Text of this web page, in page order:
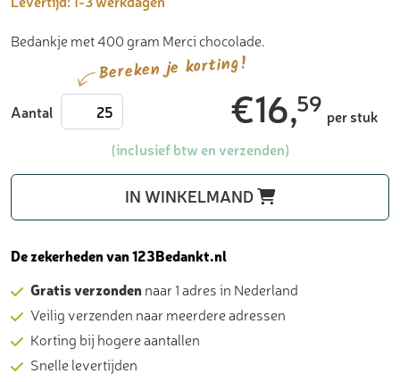
Bedankje met 400 gram Merci chocolade.
Bereken je korting!
Aantal Merci
400
bedankjes
€16,59 per stuk
(inclusief btw en verzenden)
IN WINKELMAND
De zekerheden van 123Bedankt.nl
Gratis verzonden naar 1 adres in Nederland
Veilig verzenden naar meerdere adressen
Korting bij hogere aantallen
Snelle levertijden